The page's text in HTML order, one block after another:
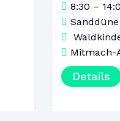
8:30 –
Mitmach-
Details